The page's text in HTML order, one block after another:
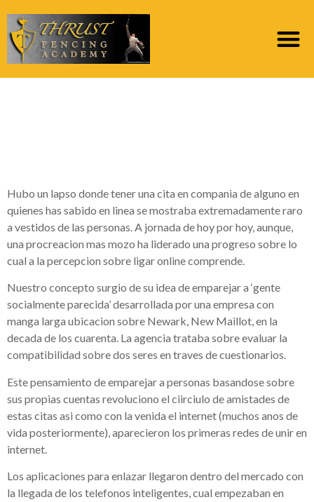
Hubo un lapso donde tener una cita en compania de alguno en
quienes has sabido en li­nea se mostraba extremadamente raro
a vestidos de las personas. A jornada de hoy por hoy, aunque,
una procreacion mas mozo ha liderado una progreso sobre lo
cual a la percepcion sobre ligar online comprende.
Nuestro concepto surgio de su idea de emparejar a ‘gente
socialmente parecida’ desarrollada por una empresa con
manga larga ubicacion sobre Newark, New Maillot, en la
decada de los cuarenta. La agencia trataba sobre evaluar la
compatibilidad sobre dos seres en traves de cuestionarios.
Este pensamiento de emparejar a personas basandose sobre
sus propias cuentas revoluciono el ci­irciulo de amistades de
estas citas asi­ como con la venida el internet (muchos anos de
vida posteriormente), aparecieron los primeras redes de unir en
internet.
Los aplicaciones para enlazar llegaron dentro del mercado con
la llegada de los telefonos inteligentes, cual empezaban en